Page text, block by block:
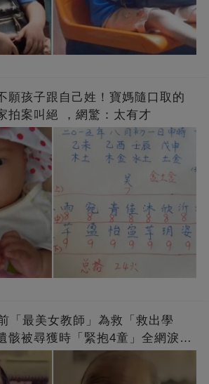
願孩子跟自己姓！寶媽隨口取的
拍案叫絕 ，網驚：太有才
「最美女教師」為救「救出學
骸被尋獲時「緊抱4童」全網淚
該被遺忘